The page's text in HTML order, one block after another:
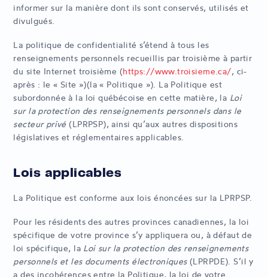
informer sur la manière dont ils sont conservés, utilisés et
divulgués.
La politique de confidentialité s’étend à tous les
renseignements personnels recueillis par troisième à partir
du site Internet troisième (https://www.troisieme.ca/, ci-
après : le « Site »)(la « Politique »). La Politique est
subordonnée à la loi québécoise en cette matière, la Loi
sur la protection des renseignements personnels dans le
secteur privé (LPRPSP), ainsi qu’aux autres dispositions
législatives et réglementaires applicables.
Lois applicables
La Politique est conforme aux lois énoncées sur la LPRPSP.
Pour les résidents des autres provinces canadiennes, la loi
spécifique de votre province s’y appliquera ou, à défaut de
loi spécifique, la Loi sur la protection des renseignements
personnels et les documents électroniques(LPRPDE). S’il y
a des incohérences entre la Politique, la loi de votre